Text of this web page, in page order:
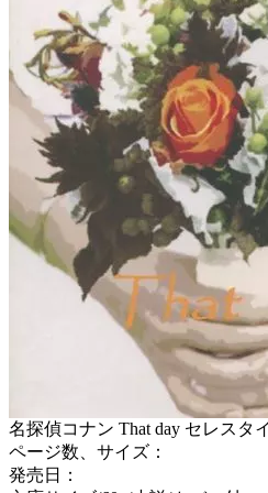
名探偵コナン That day セレスタ
ページ数、サイズ：
発売日：